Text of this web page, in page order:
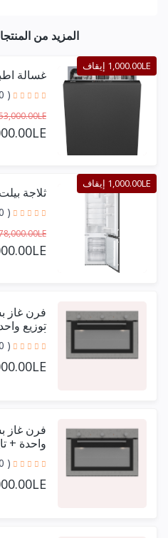
المزيد من
1,000.00LE إيقاف
غسالة اطباق 60
( 0 )
1,000.00LE إيقاف
ثلاجة بيلت ان
( 0 )
فرن غاز
توزيع
أستيل حرف( 0 )
فرن غاز
واحدة +
حرف يو 90 سم
( 0 )